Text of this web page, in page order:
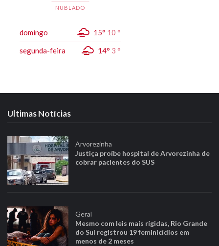
NUBLADO
domingo 15° 10 °
segunda-feira 14° 3 °
Ultimas Notícias
Arvorezinha
Justiça proíbe hospital de Arvorezinha de
cobrar pacientes do SUS
Geral
Mesmo com leis mais rígidas, Rio Grande
do Sul registrou 19 feminicídios em
menos de 2 meses